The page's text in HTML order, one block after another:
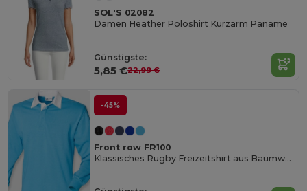
SOL'S 02082
Damen Heather Poloshirt Kurzarm Paname
Günstigste:
5,85 €22,99 €
-45%
Front row FR100
Klassisches Rugby Freizeitshirt aus Baumwolle